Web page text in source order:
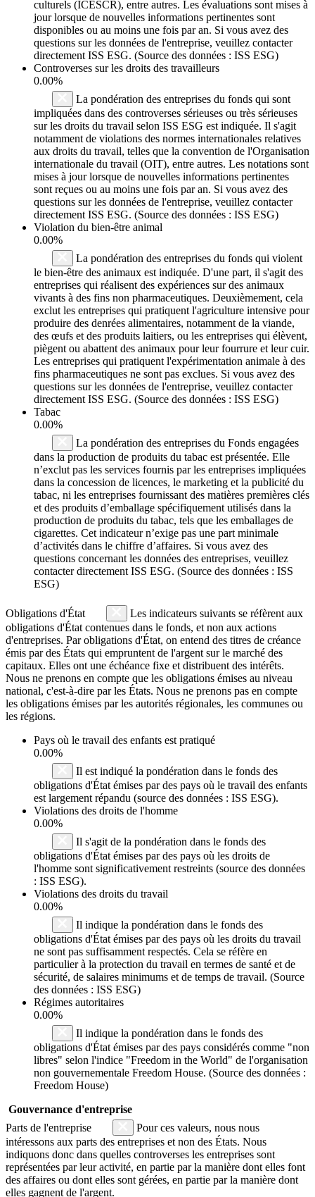
culturels (ICESCR), entre autres. Les évaluations sont mises à
jour lorsque de nouvelles informations pertinentes sont
disponibles ou au moins une fois par an. Si vous avez des
questions sur les données de l'entreprise, veuillez contacter
directement ISS ESG. (Source des données : ISS ESG)
Controverses sur les droits des travailleurs
0.00%
La pondération des entreprises du fonds qui sont
impliquées dans des controverses sérieuses ou très sérieuses
sur les droits du travail selon ISS ESG est indiquée. Il s'agit
notamment de violations des normes internationales relatives
aux droits du travail, telles que la convention de l'Organisation
internationale du travail (OIT), entre autres. Les notations sont
mises à jour lorsque de nouvelles informations pertinentes
sont reçues ou au moins une fois par an. Si vous avez des
questions sur les données de l'entreprise, veuillez contacter
directement ISS ESG. (Source des données : ISS ESG)
Violation du bien-être animal
0.00%
La pondération des entreprises du fonds qui violent
le bien-être des animaux est indiquée. D'une part, il s'agit des
entreprises qui réalisent des expériences sur des animaux
vivants à des fins non pharmaceutiques. Deuxièmement, cela
exclut les entreprises qui pratiquent l'agriculture intensive pour
produire des denrées alimentaires, notamment de la viande,
des œufs et des produits laitiers, ou les entreprises qui élèvent,
piègent ou abattent des animaux pour leur fourrure et leur cuir.
Les entreprises qui pratiquent l'expérimentation animale à des
fins pharmaceutiques ne sont pas exclues. Si vous avez des
questions sur les données de l'entreprise, veuillez contacter
directement ISS ESG. (Source des données : ISS ESG)
Tabac
0.00%
La pondération des entreprises du Fonds engagées
dans la production de produits du tabac est présentée. Elle
n’exclut pas les services fournis par les entreprises impliquées
dans la concession de licences, le marketing et la publicité du
tabac, ni les entreprises fournissant des matières premières clés
et des produits d’emballage spécifiquement utilisés dans la
production de produits du tabac, tels que les emballages de
cigarettes. Cet indicateur n’exige pas une part minimale
d’activités dans le chiffre d’affaires. Si vous avez des
questions concernant les données des entreprises, veuillez
contacter directement ISS ESG. (Source des données : ISS
ESG)
Obligations d'État
Les indicateurs suivants se réfèrent aux
obligations d'État contenues dans le fonds, et non aux actions
d'entreprises. Par obligations d'État, on entend des titres de créance
émis par des États qui empruntent de l'argent sur le marché des
capitaux. Elles ont une échéance fixe et distribuent des intérêts.
Nous ne prenons en compte que les obligations émises au niveau
national, c'est-à-dire par les États. Nous ne prenons pas en compte
les obligations émises par les autorités régionales, les communes ou
les régions.
Pays où le travail des enfants est pratiqué
0.00%
Il est indiqué la pondération dans le fonds des
obligations d'État émises par des pays où le travail des enfants
est largement répandu (source des données : ISS ESG).
Violations des droits de l'homme
0.00%
Il s'agit de la pondération dans le fonds des
obligations d'État émises par des pays où les droits de
l'homme sont significativement restreints (source des données
: ISS ESG).
Violations des droits du travail
0.00%
Il indique la pondération dans le fonds des
obligations d'État émises par des pays où les droits du travail
ne sont pas suffisamment respectés. Cela se réfère en
particulier à la protection du travail en termes de santé et de
sécurité, de salaires minimums et de temps de travail. (Source
des données : ISS ESG)
Régimes autoritaires
0.00%
Il indique la pondération dans le fonds des
obligations d'État émises par des pays considérés comme "non
libres" selon l'indice "Freedom in the World" de l'organisation
non gouvernementale Freedom House. (Source des données :
Freedom House)
Gouvernance d'entreprise
Parts de l'entreprise
Pour ces valeurs, nous nous
intéressons aux parts des entreprises et non des États. Nous
indiquons donc dans quelles controverses les entreprises sont
représentées par leur activité, en partie par la manière dont elles font
des affaires ou dont elles sont gérées, en partie par la manière dont
elles gagnent de l'argent.